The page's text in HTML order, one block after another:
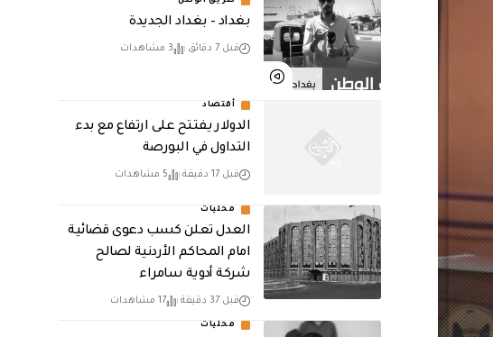
بغداد – بغداد الجديدة
قبل 7 دقائق 3 مشاهدات
أقتصاد
الدولار يفتتح على ارتفاع مع بدء
التداول في البورصة
قبل 17 دقيقة 5 مشاهدات
محليات
العدل تعلن كسب دعوى قضائية
امام المحاكم الأردنية لصالح
شركة أدوية سامراء
قبل 37 دقيقة 17 مشاهدات
محليات